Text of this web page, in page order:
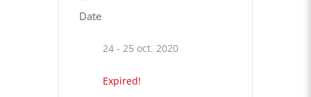
Date
24 - 25 oct. 2020
Expired!